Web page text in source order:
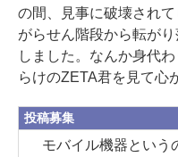
の間、見事に破壊され
がらせん階段から転が
しました。なんか身代
らけのZETA君を見て心
投稿募集
モバイル機器という